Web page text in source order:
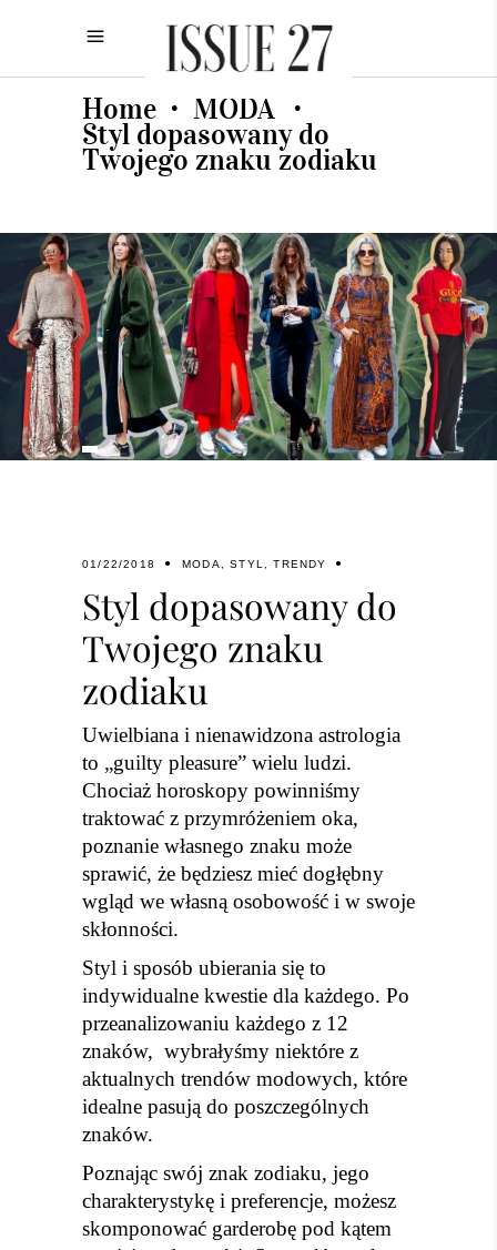
Home • MODA •
Styl dopasowany do
Twojego znaku zodiaku
01/22/2018 MODA,STYL,TRENDY
Styl dopasowany do
Twojego znaku
zodiaku
Uwielbiana i nienawidzona astrologia
to „guilty pleasure” wielu ludzi.
Chociaż horoskopy powinniśmy
traktować z przymróżeniem oka,
poznanie własnego znaku może
sprawić, że będziesz mieć dogłębny
wgląd we własną osobowość i w swoje
skłonności.
Styl i sposób ubierania się to
indywidualne kwestie dla każdego. Po
przeanalizowaniu każdego z 12
znaków, wybrałyśmy niektóre z
aktualnych trendów modowych, które
idealne pasują do poszczególnych
znaków.
Poznając swój znak zodiaku, jego
charakterystykę i preferencje, możesz
skomponować garderobę pod kątem